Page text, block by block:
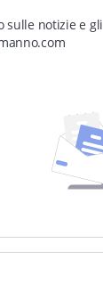
sulle notizie e gli